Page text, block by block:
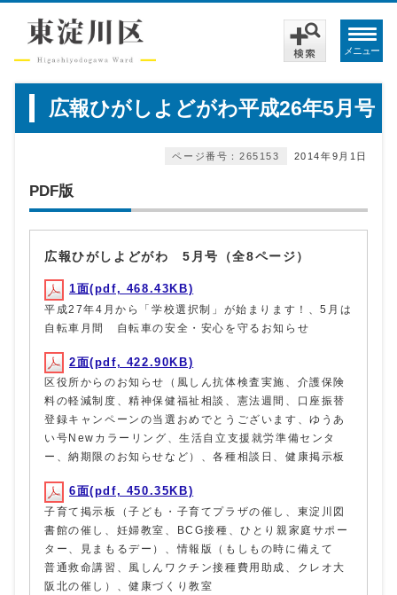
メニュー
広報ひがしよどがわ平成26年5月号
2014年9月1日
ページ番号：265153
PDF版
広報ひがしよどがわ 5月号（全8ページ）
1面(pdf, 468.43KB)
平成27年4月から「学校選択制」が始まります！、5月は
自転車月間 自転車の安全・安心を守るお知らせ
2面(pdf, 422.90KB)
区役所からのお知らせ（風しん抗体検査実施、介護保険
料の軽減制度、精神保健福祉相談、憲法週間、口座振替
登録キャンペーンの当選おめでとうございます、ゆうあ
い号Newカラーリング、生活自立支援就労準備センタ
ー、納期限のお知らせなど）、各種相談日、健康掲示板
6面(pdf, 450.35KB)
子育て掲示板（子ども・子育てプラザの催し、東淀川図
書館の催し、妊婦教室、BCG接種、ひとり親家庭サポー
ター、見まもるデー）、情報版（もしもの時に備えて
普通救命講習、風しんワクチン接種費用助成、クレオ大
阪北の催し）、健康づくり教室